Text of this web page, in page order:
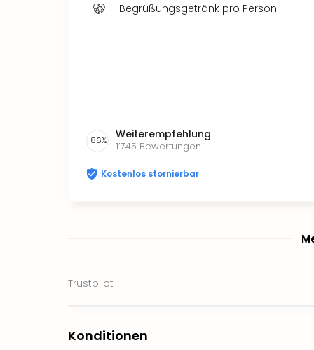
Begrüßungsgetränk pro Person
86% Weiterempfehlung
1’745 Bewertungen
Kostenlos stornierbar
Trustpilot
Konditionen